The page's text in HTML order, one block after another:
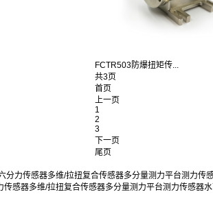
FCTR503防爆扭矩传...
共3页
首页
上一页
1
2
3
下一页
尾页
分力传感器多维/拉扭复合传感器多分量测力平台测力传
传感器多维/拉扭复合传感器多分量测力平台测力传感器